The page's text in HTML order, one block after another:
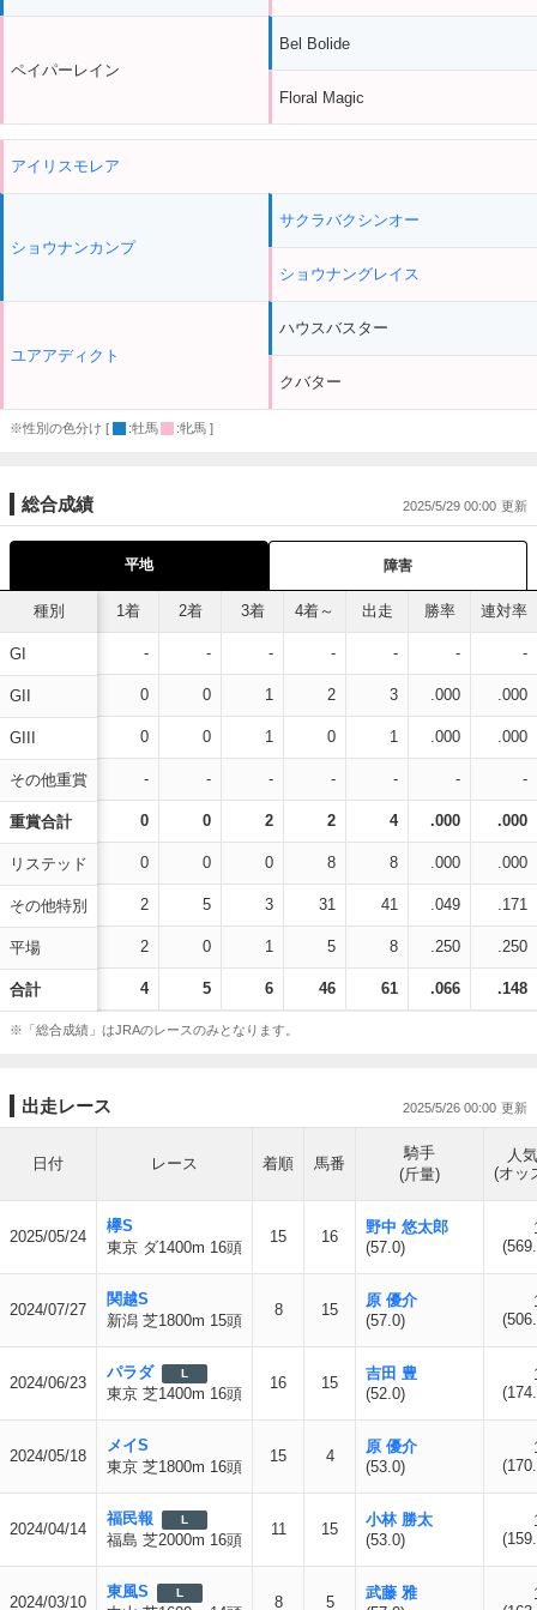
ペイパーレイン
Bel Bolide
Floral Magic
アイリスモレア
ショウナンカンプ
ユアアディクト
サクラバクシンオー
ショウナングレイス
ハウスバスター
クバター
※性別の色分け [ :牡馬 :牝馬 ]
総合成績 2025/5/29 00:00
平地 障害
種別
GI
GII
GIII
その他重賞
重賞合計
リステッド
その他特別
平場
合計
1着 2着 3着 4着～ 出走 勝率 連対率
- - - - - - -
0 0 1 2 3 .000 .000
0 0 1 0 1 .000 .000
- - - - - - -
0 0 2 2 4 .000 .000
0 0 0 8 8 .000 .000
2 5 3 31 41 .049 .171
2 0 1 5 8 .250 .250
4 5 6 46 61 .066 .148
※「総合成績」はJRAのレースのみとなります。
出走レース 2025/5/26 00:00
日付 レース 着順 馬番
騎手
(斤量)
人気
(オッ
2025/05/24
欅S
東京 ダ1400m 16頭
15 16
野中 悠太郎
(57.0)
2024/07/27
関越S
新潟 芝1800m 15頭
8 15
原 優介
(57.0)
2024/06/23
パラダ L
東京 芝1400m 16頭
16 15
吉田 豊
(52.0)
2024/05/18
メイS
東京 芝1800m 16頭
15 4
原 優介
(53.0)
2024/04/14
福民報 L
福島 芝2000m 16頭
11 15
小林 勝太
(53.0)
2024/03/10
東風S L
8 5
武藤 雅